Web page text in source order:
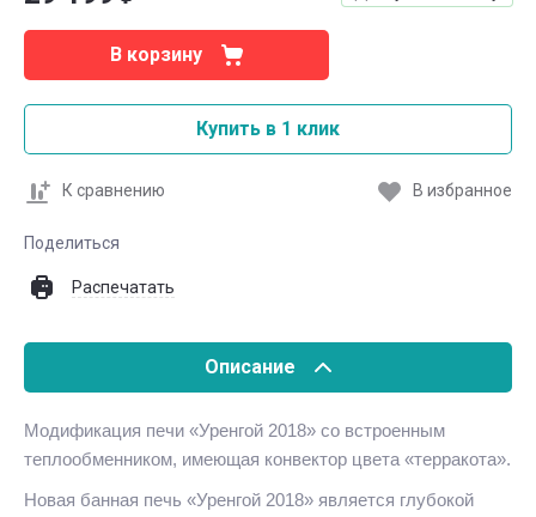
В корзину
Купить в 1 клик
К сравнению В избранное
Поделиться
Распечатать
Описание
Модификация печи «Уренгой 2018» со встроенным
теплообменником, имеющая конвектор цвета «терракота».
Новая банная печь «Уренгой 2018» является глубокой